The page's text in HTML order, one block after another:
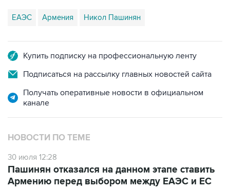
ЕАЭС Армения Никол Пашинян
Купить подписку на профессиональную ленту
Подписаться на рассылку главных новостей сайта
Получать оперативные новости в официальном
канале
НОВОСТИ ПО ТЕМЕ
30 июля 12:28
Пашинян отказался на данном этапе ставить
Армению перед выбором между ЕАЭС и ЕС